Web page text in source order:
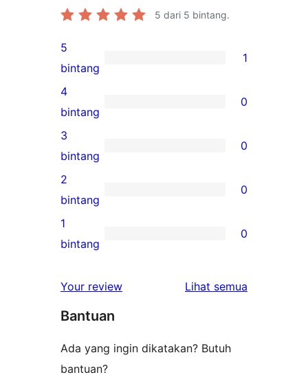
5 dari 5 bintang.
1
ulasan
5-
bintang
5
bintang
1
0
ulasan
4-
bintang
4
bintang
0
0
ulasan
3-
bintang
3
bintang
0
0
ulasan
2-
2
bintang
0
0
1-
1
bintang
0
Your review Lihat semua
Bantuan
Ada yang ingin dikatakan? Butuh
bantuan?